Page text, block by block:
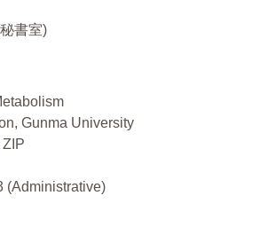
書室)
Gunma University
(Administrative)